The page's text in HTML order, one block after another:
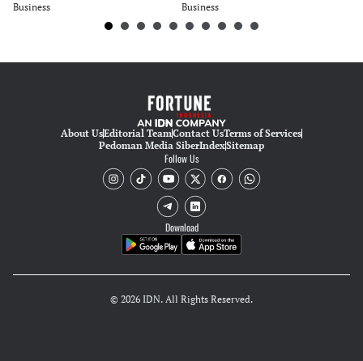
Business Business
About UsEditorial TeamContact UsTerms of Services
Pedoman Media SiberIndexSitemap
Follow Us
Download
© 2026 IDN. All Rights Reserved.